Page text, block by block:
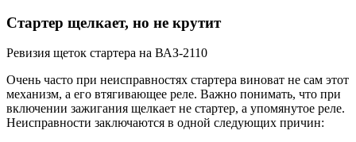
Стартер щелкает, но не крутит
Ревизия щеток стартера на ВАЗ-2110
Очень часто при неисправностях стартера виноват не сам этот
механизм, а его втягивающее реле. Важно понимать, что при
включении зажигания щелкает не стартер, а упомянутое реле.
Неисправности заключаются в одной следующих причин: